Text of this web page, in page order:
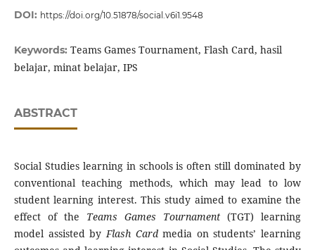
DOI: https://doi.org/10.51878/social.v6i1.9548
Keywords: Teams Games Tournament, Flash Card, hasil
belajar, minat belajar, IPS
ABSTRACT
Social Studies learning in schools is often still dominated by
conventional teaching methods, which may lead to low
student learning interest. This study aimed to examine the
effect of the Teams Games Tournament (TGT) learning
model assisted byFlash Cardmedia on students’ learning